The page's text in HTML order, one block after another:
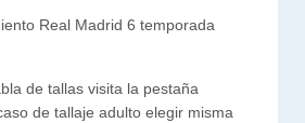
Real Madrid 6 temporada
de tallas visita la pestaña
de tallaje adulto elegir misma